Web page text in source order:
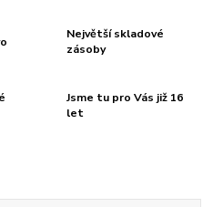
Největší skladové
zásoby
Jsme tu pro Vás již 16
let